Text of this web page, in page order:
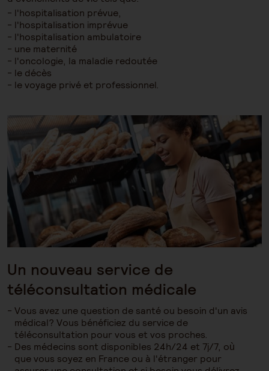
l'hospitalisation prévue,
l'hospitalisation imprévue
l'hospitalisation ambulatoire
une maternité
l'oncologie, la maladie redoutée
le décès
le voyage privé et professionnel.
Un nouveau service de
téléconsultation médicale
Vous avez une question de santé ou besoin d'un avis
médical? Vous bénéficiez du service de
téléconsultation pour vous et vos proches.
Des médecins sont disponibles 24h/24 et 7j/7, où
que vous soyez en France ou à l'étranger pour